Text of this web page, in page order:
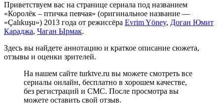
Приветствуем вас на странице сериала под названием
«Королёк – птичка певчая» (оригинальное название —
«Çalıkuşu») 2013 года от режиссёра Evrim Yöney, Доган Юмит
Караджа, Чаган Ырмак.
Здесь вы найдете аннотацию и краткое описание сюжета,
отзывы и оценки зрителей.
На нашем сайте turktve.ru вы можете смотреть все
сериалы онлайн, бесплатно в хорошем качестве,
без регистраций и СМС. После просмотра вы
можете оставить свой отзыв.